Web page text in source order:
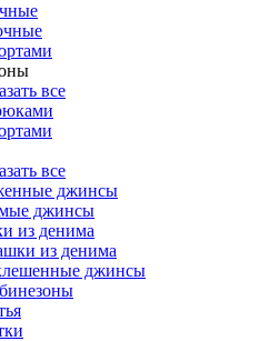
все
все
джинсы
джинсы
из денима
из денима
джинсы